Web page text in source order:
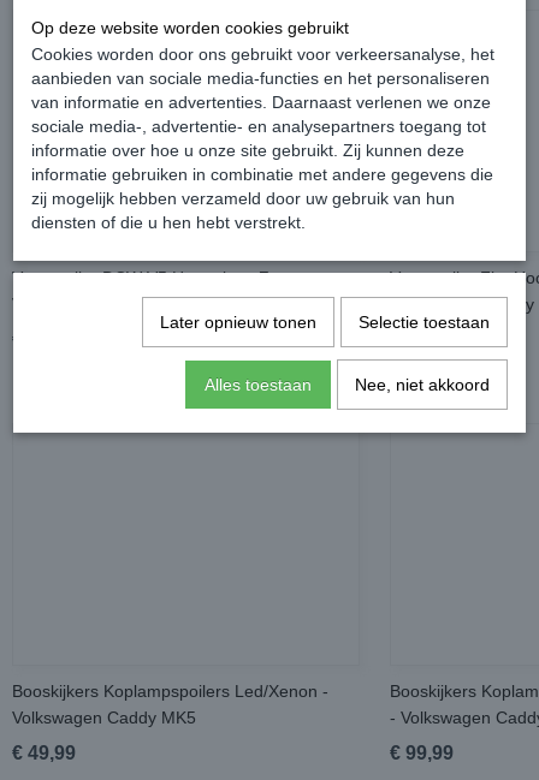
Voorspoiler DCW V5 Hoogglans Zwart -
Volkswagen Caddy MK5 Cargo
€ 209,99
Voorspoiler Flat
Volkswagen Caddy
Booskijkers Koplampspoilers Led/Xenon -
Volkswagen Caddy MK5
€ 49,99
Booskijkers
- Volkswagen
€ 99,99
Op deze website worden cookies gebruikt
Cookies worden door ons gebruikt voor verkeersanalyse, het
aanbieden van sociale media-functies en het personaliseren
van informatie en advertenties. Daarnaast verlenen we onze
sociale media-, advertentie- en analysepartners toegang tot
informatie over hoe u onze site gebruikt. Zij kunnen deze
informatie gebruiken in combinatie met andere gegevens die
zij mogelijk hebben verzameld door uw gebruik van hun
diensten of die u hen hebt verstrekt.
Later opnieuw tonen Selectie toestaan
Alles toestaan Nee, niet akkoord